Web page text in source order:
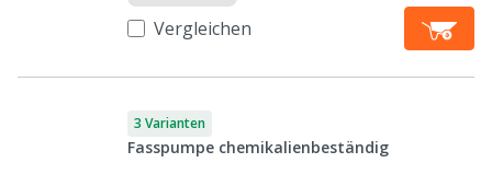
Vergleichen
3 Varianten
Fasspumpe chemikalienbeständig